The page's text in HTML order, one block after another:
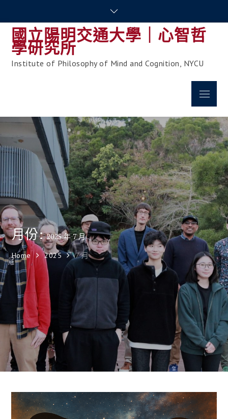
content國立陽明交通大學｜心智哲
學研究所
Institute of Philosophy of Mind and Cognition, NYCU
Menu
月份:2025 年 7 月
Home 2025 7 月